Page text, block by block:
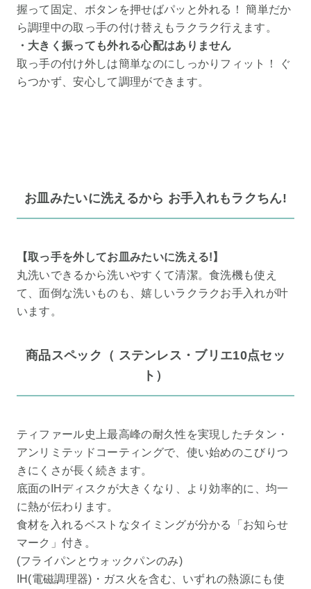
握って固定、ボタンを押せばパッと外れる！ 簡単だか
ら調理中の取っ手の付け替えもラクラク行えます。
・大きく振っても外れる心配はありません
取っ手の付け外しは簡単なのにしっかりフィット！ ぐ
らつかず、安心して調理ができます。
お皿みたいに洗えるから お手入れもラクちん!
【取っ手を外してお皿みたいに洗える!】
丸洗いできるから洗いやすくて清潔。食洗機も使え
て、面倒な洗いものも、嬉しいラクラクお手入れが叶
います。
商品スペック（ ステンレス・ブリエ10点セッ
ト）
ティファール史上最高峰の耐久性を実現したチタン・
アンリミテッドコーティングで、使い始めのこびりつ
きにくさが長く続きます。
底面のIHディスクが大きくなり、より効率的に、均一
に熱が伝わります。
食材を入れるベストなタイミングが分かる「お知らせ
マーク」付き。
(フライパンとウォックパンのみ)
IH(電磁調理器)・ガス火を含む、いずれの熱源にも使